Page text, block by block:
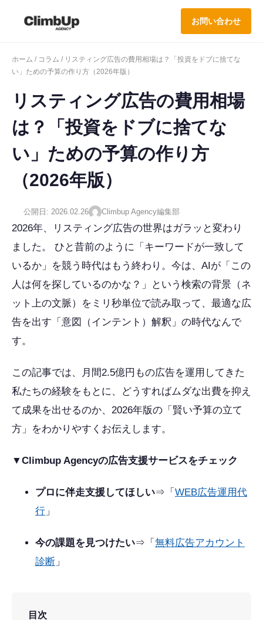
お問い合わせ
ホーム / コラム / リスティング広告の費用相場は？「投資をドブに捨てな
い」ための予算の作り方（2026年版）
リスティング広告の費用相場
は？「投資をドブに捨てな
い」ための予算の作り方
（2026年版）
公開日: 2026.02.26 Climbup Agency編集部
2026年、リスティング広告の世界はガラッと変わり
ました。 ひと昔前のように「キーワードが一致して
いるか」を競う時代はもう終わり。今は、AIが「この
人は何を探しているのかな？」という検索の背景（ネ
ット上の文脈）をミリ秒単位で読み取って、最適な広
告を出す「意図（インテント）解釈」の時代なんで
す。
この記事では、月間2.5億円もの広告を運用してきた
私たちの経験をもとに、どうすればムダな出費を抑え
て成果を出せるのか、2026年版の「賢い予算の立て
方」をわかりやすくお伝えします。
▼Climbup Agencyの広告支援サービスをチェック
プロに伴走支援してほしい⇒「 WEB広告運用代
行 」
今の課題を見つけたい⇒「 無料広告アカウント
診断 」
目次